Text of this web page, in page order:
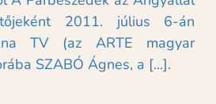
2011. július 6-án
TV (az ARTE magyar
SZABÓ Ágnes, a [...].